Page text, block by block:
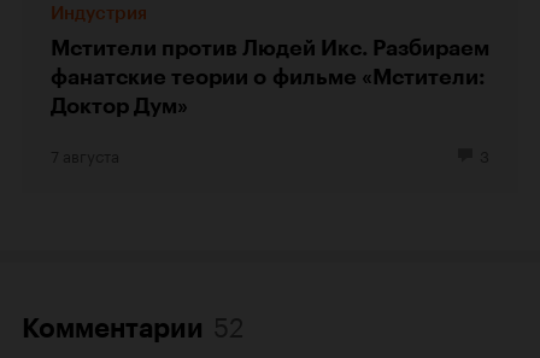
Индустрия
Мстители против Людей Икс. Разбираем
фанатские теории о фильме «Мстители:
Доктор Дум»
Комментарии